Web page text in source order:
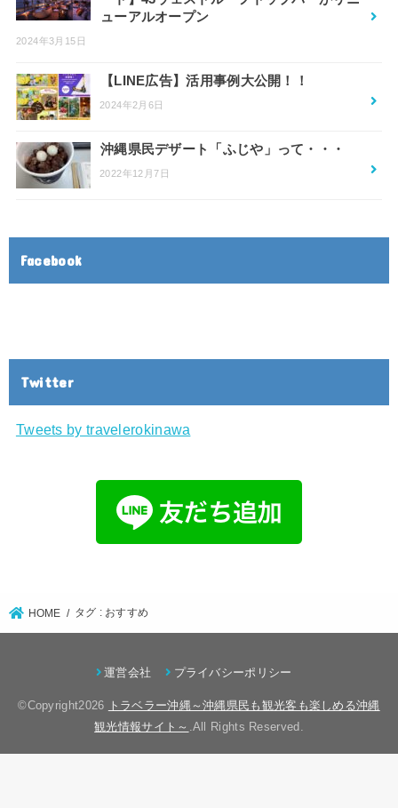
ューアルオープン
2024年3月15日
【LINE広告】活用事例大公開！！
2024年2月6日
沖縄県民デザート「ふじや」って・・・
2022年12月7日
Facebook
Twitter
Tweets by travelerokinawa
HOME タグ : おすすめ
運営会社 プライバシーポリシー
©Copyright2026 トラベラー沖縄～沖縄県民も観光客も楽しめる沖縄
観光情報サイト～ .All Rights Reserved.